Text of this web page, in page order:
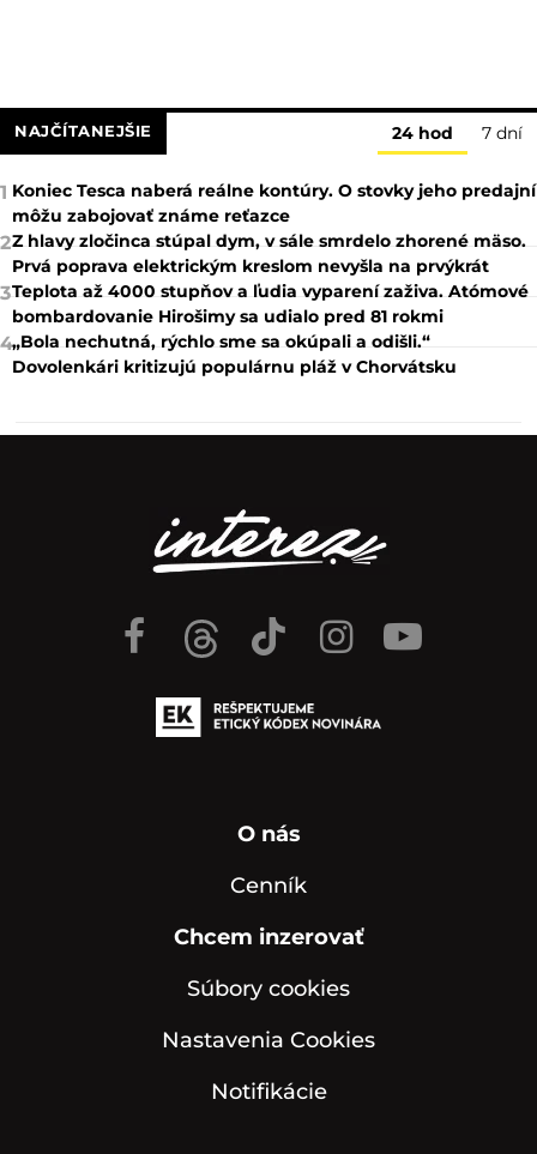
NAJČÍTANEJŠIE 24 hod 7 dní
1 Koniec Tesca naberá reálne kontúry. O stovky jeho predajní
môžu zabojovať známe reťazce
2Z hlavy zločinca stúpal dym, v sále smrdelo zhorené mäso.
Prvá poprava elektrickým kreslom nevyšla na prvýkrát
3Teplota až 4000 stupňov a ľudia vyparení zaživa. Atómové
bombardovanie Hirošimy sa udialo pred 81 rokmi
4„Bola nechutná, rýchlo sme sa okúpali a odišli.“
Dovolenkári kritizujú populárnu pláž v Chorvátsku
O nás
Cenník
Chcem inzerovať
Súbory cookies
Nastavenia Cookies
Notifikácie